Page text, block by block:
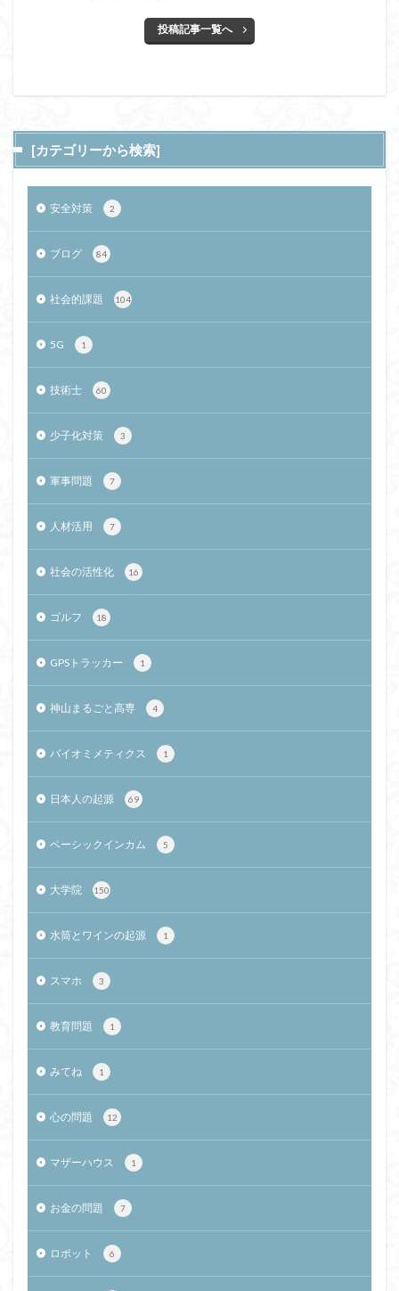
投稿記事一覧へ
[カテゴリーから検索]
安全対策 2
ブログ 84
社会的課題 104
5G 1
技術士 60
少子化対策 3
軍事問題 7
人材活用 7
社会の活性化 16
ゴルフ 18
GPSトラッカー 1
神山まるごと高専 4
バイオミメティクス 1
日本人の起源 69
ベーシックインカム 5
大学院 150
水筒とワインの起源 1
スマホ 3
教育問題 1
みてね 1
心の問題 12
マザーハウス 1
お金の問題 7
ロボット 6